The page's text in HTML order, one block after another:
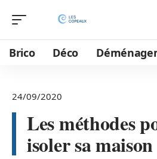
Brico Déco
24/09/2020
Les méthodes
isoler sa maison